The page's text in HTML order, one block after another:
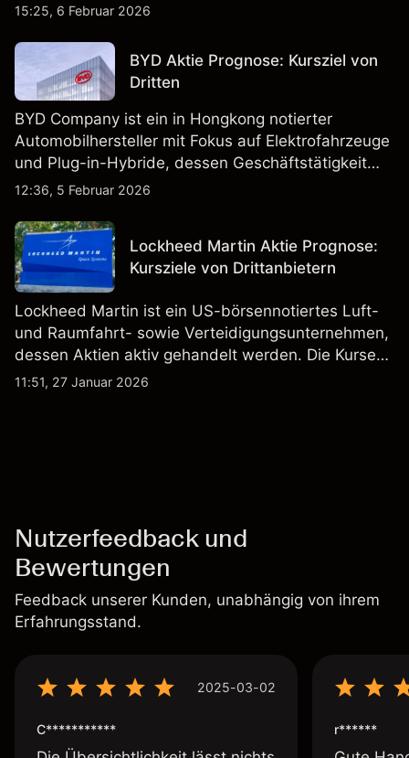
15:25, 6 Februar 2026
BYD Aktie Prognose: Kursziel von
Dritten
BYD Company ist ein in Hongkong notierter
Automobilhersteller mit Fokus auf Elektrofahrzeuge
und Plug-in-Hybride, dessen Geschäftstätigkeit
Fahrzeugproduktion, Batterien und verwandte
Märkten umfasst.
12:36, 5 Februar 2026
Lockheed Martin Aktie Prognose:
Kursziele von Drittanbietern
Lockheed Martin ist ein US-börsennotiertes Luft-
und Raumfahrt- sowie Verteidigungsunternehmen,
dessen Aktien aktiv gehandelt werden. Die Kurse
werden von Unternehmensergebnissen,
11:51, 27 Januar 2026
Nutzerfeedback und
Bewertungen
Feedback unserer Kunden, unabhängig von ihrem
Erfahrungsstand.
2025-03-02
C*********** r******